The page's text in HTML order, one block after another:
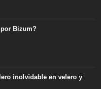
Bizum?
inolvidable en velero y